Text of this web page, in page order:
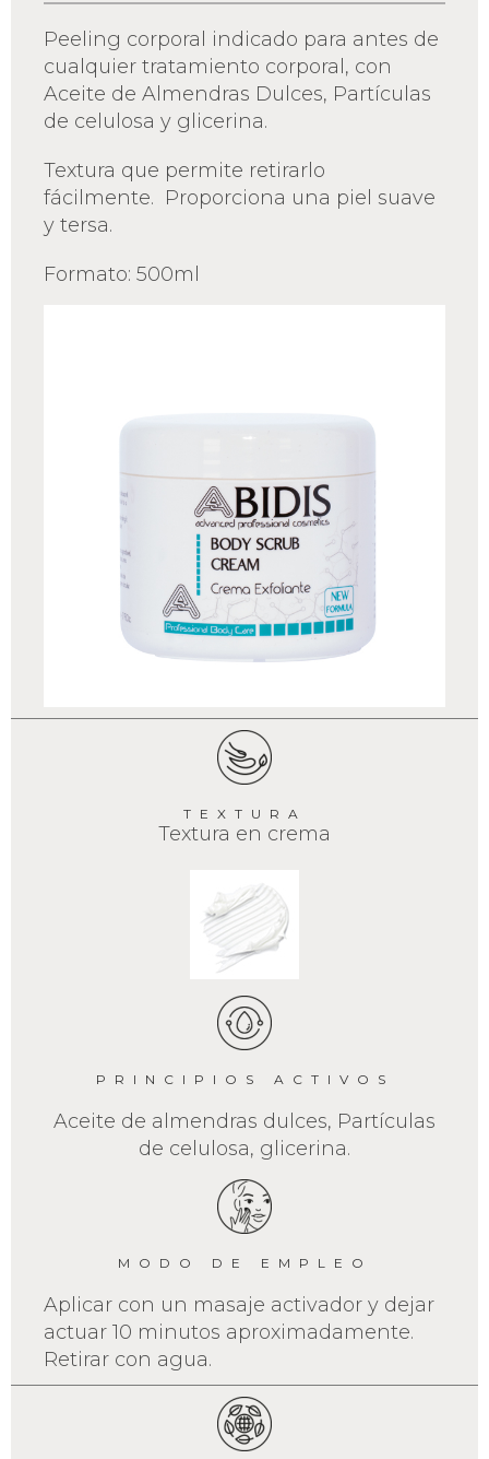
Peeling corporal indicado para antes de
cualquier tratamiento corporal, con
Aceite de Almendras Dulces, Partículas
de celulosa y glicerina.
Textura que permite retirarlo
fácilmente. Proporciona una piel suave
y tersa.
Formato: 500ml
TEXTURA
Textura en crema
PRINCIPIOS ACTIVOS
Aceite de almendras dulces, Partículas
de celulosa, glicerina.
MODO DE EMPLEO
Aplicar con un masaje activador y dejar
actuar 10 minutos aproximadamente.
Retirar con agua.